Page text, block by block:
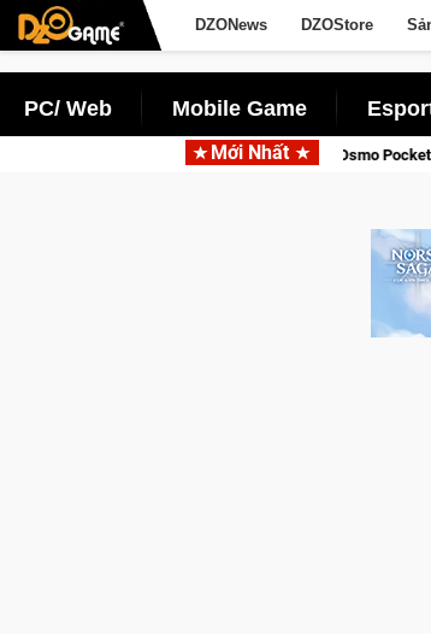
DZONews DZOStore
PC/ Web Mobile Game
Mới Nhất
DJI Osmo Pocket 3 Ngay Hôm Nay